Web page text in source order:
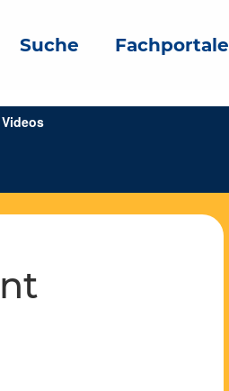
Suche Fachportale